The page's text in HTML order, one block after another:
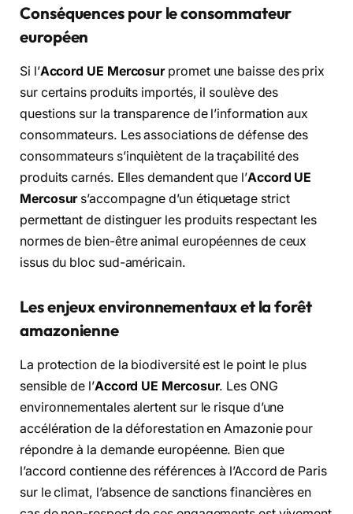
Conséquences pour le consommateur
européen
Si l’Accord UE Mercosurpromet une baisse des prix
sur certains produits importés, il soulève des
questions sur la transparence de l’information aux
consommateurs. Les associations de défense des
consommateurs s’inquiètent de la traçabilité des
produits carnés. Elles demandent que l’Accord UE
Mercosurs’accompagne d’un étiquetage strict
permettant de distinguer les produits respectant les
normes de bien-être animal européennes de ceux
issus du bloc sud-américain.
Les enjeux environnementaux et la forêt
amazonienne
La protection de la biodiversité est le point le plus
sensible de l’Accord UE Mercosur. Les ONG
environnementales alertent sur le risque d’une
accélération de la déforestation en Amazonie pour
répondre à la demande européenne. Bien que
l’accord contienne des références à l’Accord de Paris
sur le climat, l’absence de sanctions financières en